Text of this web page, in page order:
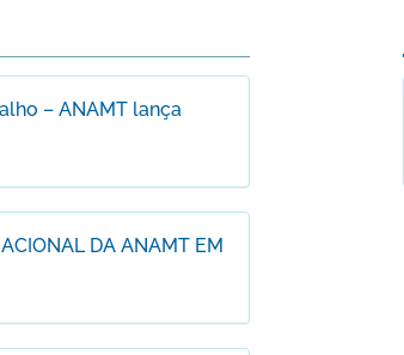
– ANAMT lança
DA ANAMT EM